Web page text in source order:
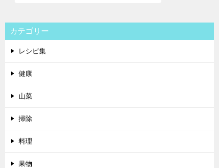
カテゴリー
レシピ集
健康
山菜
掃除
料理
果物